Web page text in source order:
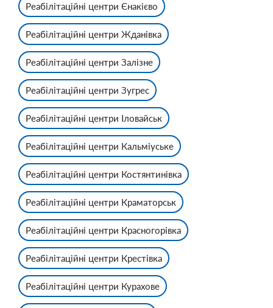
Реабілітаційні центри Єнакієво
Реабілітаційні центри Жданівка
Реабілітаційні центри Залізне
Реабілітаційні центри Зугрес
Реабілітаційні центри Іловайськ
Реабілітаційні центри Кальміуське
Реабілітаційні центри Костянтинівка
Реабілітаційні центри Краматорськ
Реабілітаційні центри Красногорівка
Реабілітаційні центри Крестівка
Реабілітаційні центри Курахове